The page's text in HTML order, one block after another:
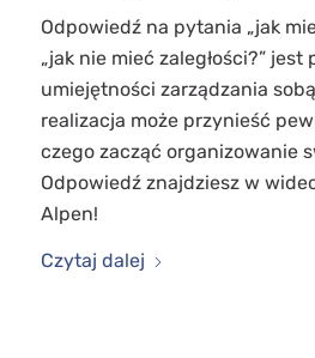
Odpowiedź na pytania „jak
„jak nie mieć zaległości?”
umiejętności zarządzania
realizacja może przynieść
czego zacząć organizowanie
Odpowiedź znajdziesz w
Alpen!
Czytaj dalej